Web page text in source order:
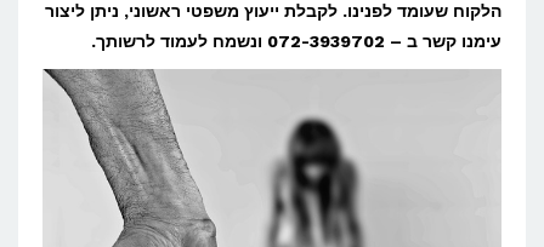
הלקוח שעומד לפנינו. לקבלת ייעוץ משפטי ראשוני, ניתן ליצור
עימנו קשר ב – 072-3939702 ונשמח לעמוד לרשותך.